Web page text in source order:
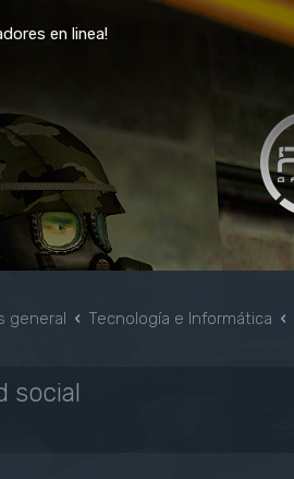
en linea!
general Tecnología e Informática
social